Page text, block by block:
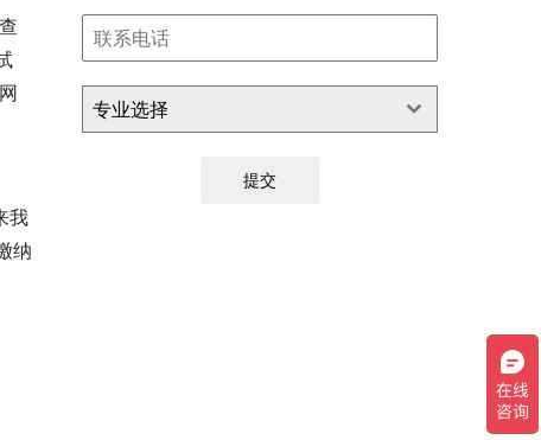
我
纳
专业选择
提交